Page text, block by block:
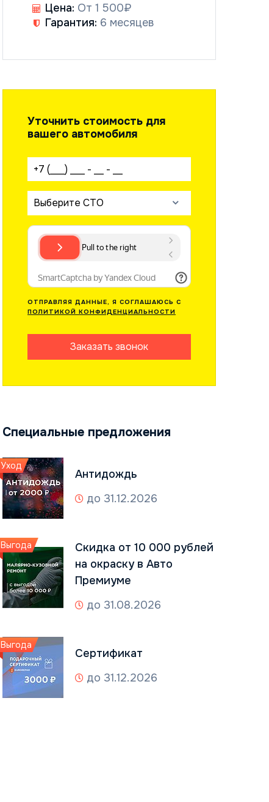
Цена: От 1 500₽
Гарантия: 6 месяцев
Уточнить стоимость для
вашего автомобиля
Ваш телефон:
Выберите СТО
ОТПРАВЛЯЯ ДАННЫЕ, Я СОГЛАШАЮСЬ С
ПОЛИТИКОЙ КОНФИДЕНЦИАЛЬНОСТИ
Заказать звонок
Специальные предложения
Уход
Антидождь
до 31.12.2026
Выгода
Скидка от 10 000 рублей
на окраску в Авто
Премиуме
до 31.08.2026
Выгода
Сертификат
до 31.12.2026